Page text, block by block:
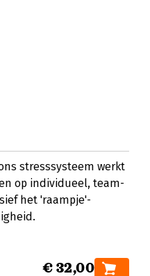
stresssysteem werkt
op individueel, team-
het 'raampje'-
€ 32,00